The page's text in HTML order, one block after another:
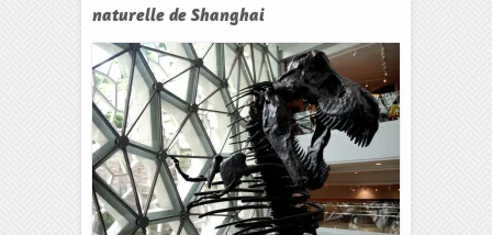
naturelle de Shanghai